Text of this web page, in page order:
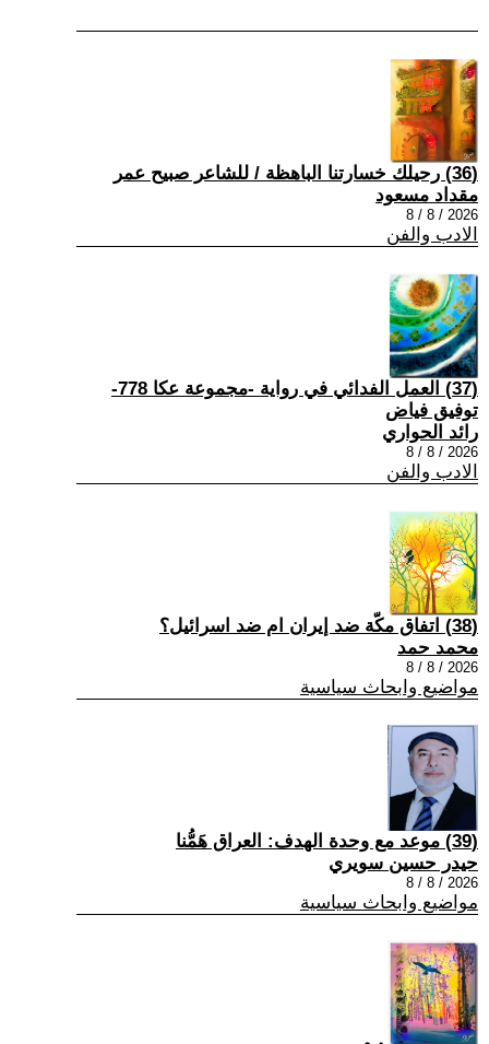
(36) رحيلك خسارتنا الباهظة / للشاعر صبيح عمر
مقداد مسعود
2026 / 8 / 8
الادب والفن
(37) العمل الفدائي في رواية -مجموعة عكا 778-
توفيق فياض
رائد الحواري
2026 / 8 / 8
الادب والفن
(38) اتفاق مكّة ضد إيران ام ضد اسرائيل؟
محمد حمد
2026 / 8 / 8
مواضيع وابحاث سياسية
(39) موعد مع وحدة الهدف: العراق هَمُّنا
حيدر حسين سويري
2026 / 8 / 8
مواضيع وابحاث سياسية